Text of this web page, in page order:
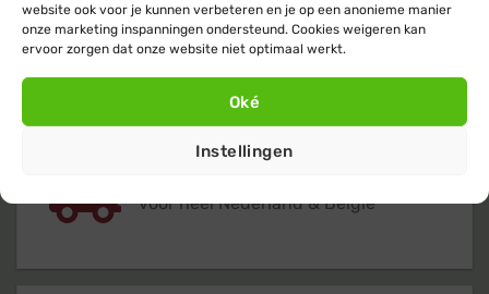
website ook voor je kunnen verbeteren en je op een anonieme manier
onze marketing inspanningen ondersteund. Cookies weigeren kan
ervoor zorgen dat onze website niet optimaal werkt.
Oké
Instellingen
voor heel Nederland & België